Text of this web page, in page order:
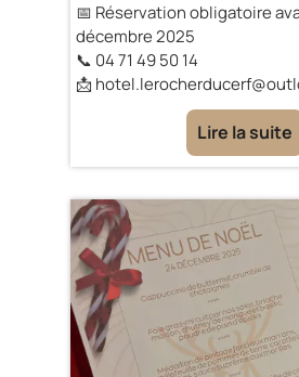
📅 Réservation obligatoire
décembre 2025
📞 04 71 49 50 14
📩
Lire la suite